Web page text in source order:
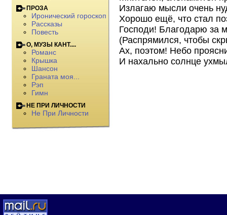
Излагаю мысли очень
Хорошо ещё, что стал
Господи! Благодарю за
(Распрямился, чтобы
Ах, поэтом! Небо
И нахально солнце
ПРОЗА
Иронический гороскоп
Рассказы
Повесть
О, МУЗЫ КАНТ....
Романс
Крышка
Шансон
Граната моя...
Рэп
Гимн
НЕ ПРИ ЛИЧНОСТИ
Не При Личности